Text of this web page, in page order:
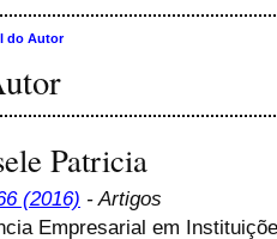
do Autor
Patricia
(2016) - Artigos
Empresarial em